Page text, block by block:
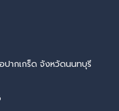
ปากเกร็ด จังหวัดนนทบุรี